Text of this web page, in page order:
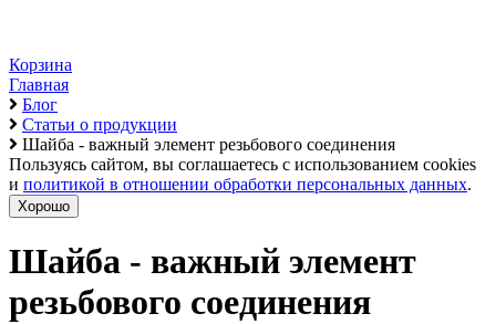
Корзина
Главная
Блог
Статьи о продукции
Шайба - важный элемент резьбового соединения
Пользуясь сайтом, вы соглашаетесь с использованием cookies
и политикой в отношении обработки персональных данных.
Хорошо
Шайба - важный элемент
резьбового соединения